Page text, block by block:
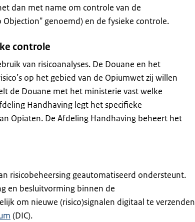
dan met name om controle van de
genoemd) en de fysieke controle.
controle
van risicoanalyses. De Douane en het
op het gebied van de Opiumwet zij willen
de Douane met het ministerie vast welke
Handhaving legt het specifieke
Opiaten. De Afdeling Handhaving beheert het
risicobeheersing geautomatiseerd ondersteunt.
en besluitvorming binnen de
om nieuwe (risico)signalen digitaal te verzenden
(DIC).